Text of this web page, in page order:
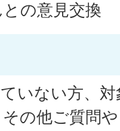
の意見交換
いない方、
の他ご質問